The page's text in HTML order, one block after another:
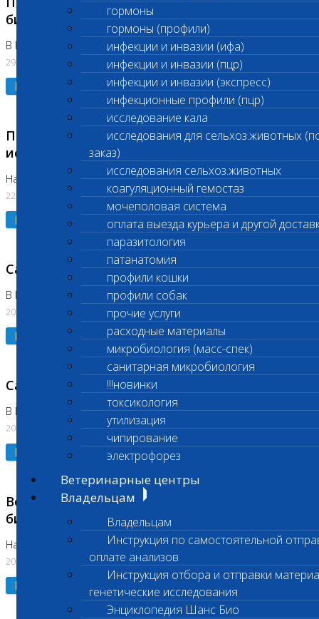
гормоны
гормоны (профили)
инфекции и инвазии (ифа)
инфекции и инвазии (пцр)
инфекции и инвазии (экспресс)
инфекционные профили (пцр)
исследование кала
исследования для сельхоз.животных
заказ)
исследования сельхоз.животных
коагуляционный гемостаз
мочеполовая система
оплата выезда курьера и другой
паразитология
патанатомия
профили кошки
профили собак
прочие услуги
расходные материалы
микробиология (масс-спек)
санитарная микробиология
!!!новинки
токсикология
утилизация
чипирование
электрофорез
Ветеринарные центры
Владельцам
Владельцам
Инструкция по самостоятельной
оплате анализов
Инструкция отбора и отправки
генетические исследования
Энциклопедия Шанс Био
биохимических исследований
В Бутово 29.07.26
29.07.2026
Подробнее
Приостановлено выполнение биохимических
исследований
На Нагорной. Код ( 123,310,309)
22.07.2026
Подробнее
Санитарные дни
В Коломне 24.07.2026 и 28.07.2026
20.07.2026
Подробнее
Санитарный день
В Бутово 21.07.2026
20.07.2026
Подробнее
Возобновлено выполнение срочных
биохимических исследований
На Нагорной
20.07.2026
Подробнее